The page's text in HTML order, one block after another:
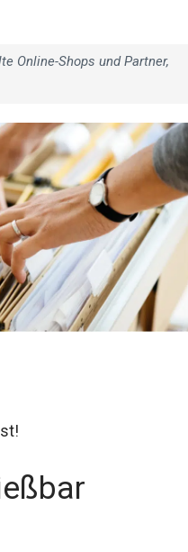
Online-Shops und Partner,